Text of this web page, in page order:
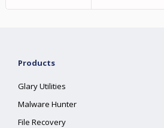
Products
Glary Utilities
Malware Hunter
File Recovery